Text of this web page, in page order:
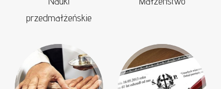
przedmałżeńskie